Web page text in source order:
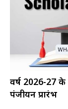
वर्ष 2026-27 के
पंजीयन प्रारंभ